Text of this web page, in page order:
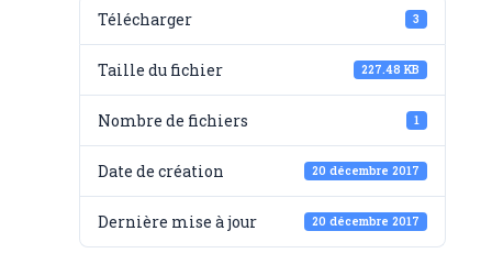
Télécharger 3
Taille du fichier 227.48 KB
Nombre de fichiers 1
Date de création 20 décembre 2017
Dernière mise à jour 20 décembre 2017